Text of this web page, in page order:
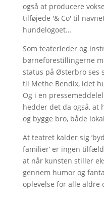
også at producere
tilføjede '& Co' til
hundelogoet…
Som teaterleder og
børneforestillingerne
status på Østerbro ses
til Methe Bendix, idet
Og i en
hedder det da også,
og bygge bro, både
At teatret kalder sig
familier’ er ingen
at når kunsten stiller
gennem humor og
oplevelse for alle aldre